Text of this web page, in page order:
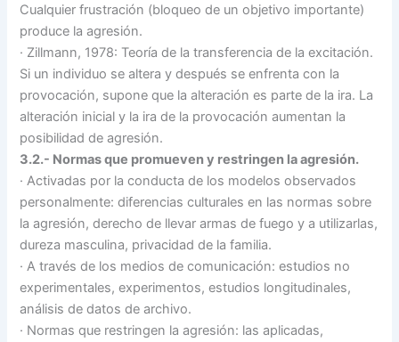
Cualquier frustración (bloqueo de un objetivo importante)
produce la agresión.
· Zillmann, 1978: Teoría de la transferencia de la excitación.
Si un individuo se altera y después se enfrenta con la
provocación, supone que la alteración es parte de la ira. La
alteración inicial y la ira de la provocación aumentan la
posibilidad de agresión.
3.2.- Normas que promueven y restringen la agresión.
· Activadas por la conducta de los modelos observados
personalmente: diferencias culturales en las normas sobre
la agresión, derecho de llevar armas de fuego y a utilizarlas,
dureza masculina, privacidad de la familia.
· A través de los medios de comunicación: estudios no
experimentales, experimentos, estudios longitudinales,
análisis de datos de archivo.
· Normas que restringen la agresión: las aplicadas,